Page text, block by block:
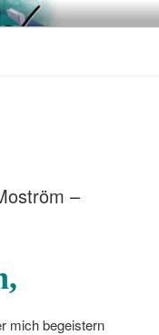
–
mich begeistern